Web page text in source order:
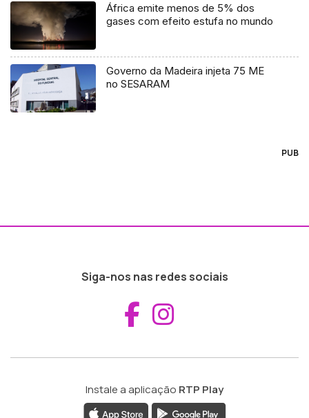
África emite menos de 5% dos
gases com efeito estufa no mundo
Governo da Madeira injeta 75 ME
no SESARAM
PUB
Siga-nos nas redes sociais
Aceder ao
Instale a aplicação RTP Play